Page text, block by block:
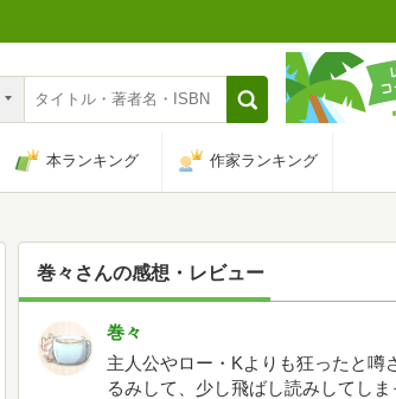
本ランキング 作家ランキング
巻々 さんの感想・レビュー
巻々
主人公やロー・Kよりも狂ったと噂
るみして、少し飛ばし読みしてしま